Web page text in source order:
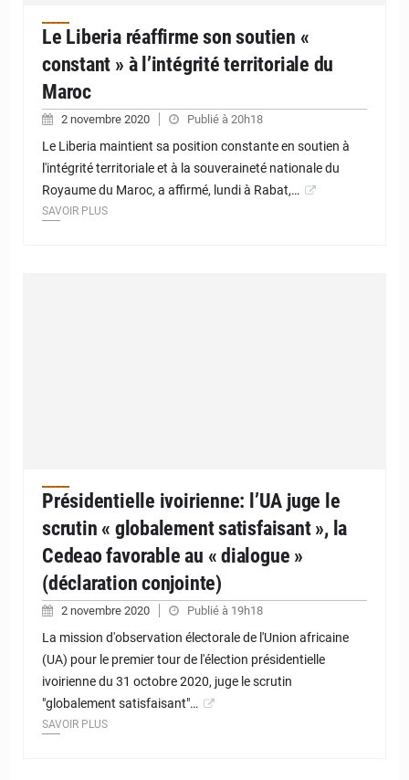
Le Liberia réaffirme son soutien «
constant » à l’intégrité territoriale du
Maroc
2 novembre 2020 Publié à 20h18
Le Liberia maintient sa position constante en soutien à
l'intégrité territoriale et à la souveraineté nationale du
Royaume du Maroc, a affirmé, lundi à Rabat,…
SAVOIR PLUS
Présidentielle ivoirienne: l’UA juge le
scrutin « globalement satisfaisant », la
Cedeao favorable au « dialogue »
(déclaration conjointe)
2 novembre 2020 Publié à 19h18
La mission d'observation électorale de l'Union africaine
(UA) pour le premier tour de l'élection présidentielle
ivoirienne du 31 octobre 2020, juge le scrutin
"globalement satisfaisant"…
SAVOIR PLUS